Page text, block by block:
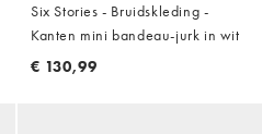
Six Stories - Bruidskleding -
Kanten mini bandeau-jurk in wit
€ 130,99